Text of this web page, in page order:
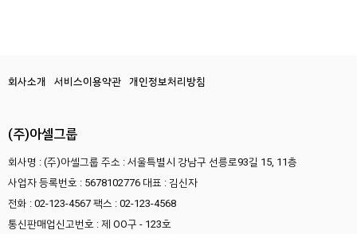
회사소개 서비스이용약관 개인정보처리방침
(주)아셀그룹
회사명 : (주)아셀그룹 주소 : 서울특별시 강남구 선릉로93길 15, 11층
사업자 등록번호 : 5678102776 대표 : 김신자
전화 : 02-123-4567 팩스 : 02-123-4568
통신판매업신고번호 : 제 OO구 - 123호